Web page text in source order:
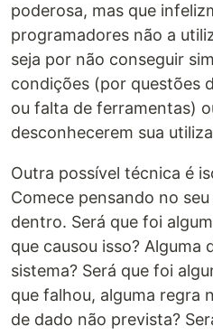
poderosa, mas que
programadores não a
seja por não conseguir
condições (por questões
ou falta de ferramentas)
desconhecerem sua
Outra possível técnica é
Comece pensando no
dentro. Será que foi
que causou isso? Alguma
sistema? Será que foi
que falhou, alguma regra
de dado não prevista?